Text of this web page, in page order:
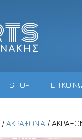
SHOP
/ΑΚΡΑΞΟΝΙΑ /